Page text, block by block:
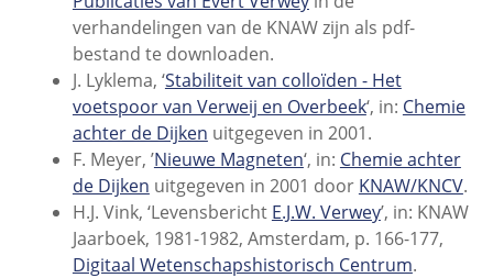
verhandelingen van de KNAW zijn als pdf-
bestand te downloaden.
J. Lyklema, ‘Stabiliteit van colloïden - Het
voetspoor van Verweij en Overbeek‘, in: Chemie
achter de Dijken uitgegeven in 2001.
F. Meyer, ’Nieuwe Magneten‘, in: Chemie achter
de Dijken uitgegeven in 2001 door KNAW/KNCV.
H.J. Vink, ‘Levensbericht E.J.W. Verwey’, in: KNAW
Jaarboek, 1981-1982, Amsterdam, p. 166-177,
Digitaal Wetenschapshistorisch Centrum.